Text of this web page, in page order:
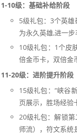
1-10级：基础补给阶段
5级礼包：3个英
为永久英雄,进一步
10级礼包：1个皮
倍金币卡，双倍金
11-20级：进阶提升阶段
15级礼包：“峡谷
页展示，胜场经验
20级礼包：解锁
师流），符文系统